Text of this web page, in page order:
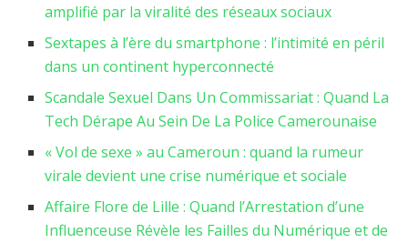
amplifié par la viralité des réseaux sociaux
Sextapes à l’ère du smartphone : l’intimité en péril
dans un continent hyperconnecté
Scandale Sexuel Dans Un Commissariat : Quand La
Tech Dérape Au Sein De La Police Camerounaise
« Vol de sexe » au Cameroun : quand la rumeur
virale devient une crise numérique et sociale
Affaire Flore de Lille : Quand l’Arrestation d’une
Influenceuse Révèle les Failles du Numérique et de